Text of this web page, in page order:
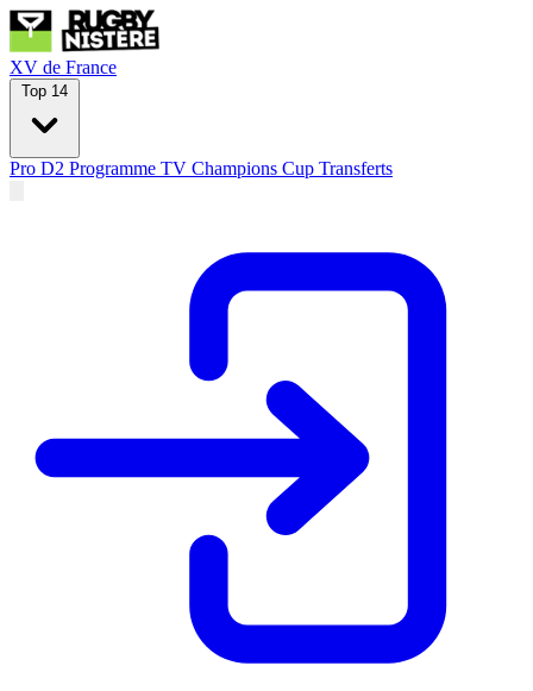
XV de France
Top 14
Pro D2 Programme TV Champions Cup Transferts